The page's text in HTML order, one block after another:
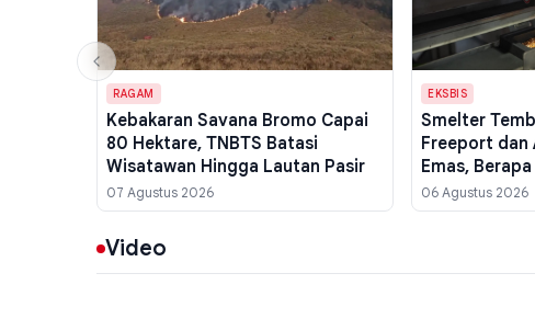
RAGAM
Kebakaran Savana Bromo Capai
80 Hektare, TNBTS Batasi
Wisatawan Hingga Lautan Pasir
07 Agustus 2026
EKSBIS
Smelter
Freeport dan
Emas,
Mengalir ke
06 Agustus 2026
Video